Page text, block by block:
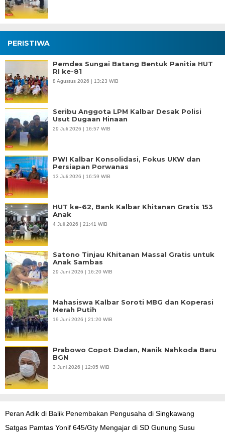
PERISTIWA
Pemdes Sungai Batang Bentuk Panitia HUT
RI ke-81
8 Agustus 2026 | 13:23 WIB
Seribu Anggota LPM Kalbar Desak Polisi
Usut Dugaan Hinaan
29 Juli 2026 | 16:57 WIB
PWI Kalbar Konsolidasi, Fokus UKW dan
Persiapan Porwanas
13 Juli 2026 | 16:59 WIB
HUT ke-62, Bank Kalbar Khitanan Gratis 153
Anak
4 Juli 2026 | 21:41 WIB
Satono Tinjau Khitanan Massal Gratis untuk
Anak Sambas
29 Juni 2026 | 16:20 WIB
Mahasiswa Kalbar Soroti MBG dan Koperasi
Merah Putih
19 Juni 2026 | 21:20 WIB
Prabowo Copot Dadan, Nanik Nahkoda Baru
BGN
3 Juni 2026 | 12:05 WIB
Peran Adik di Balik Penembakan Pengusaha di Singkawang
Satgas Pamtas Yonif 645/Gty Mengajar di SD Gunung Susu